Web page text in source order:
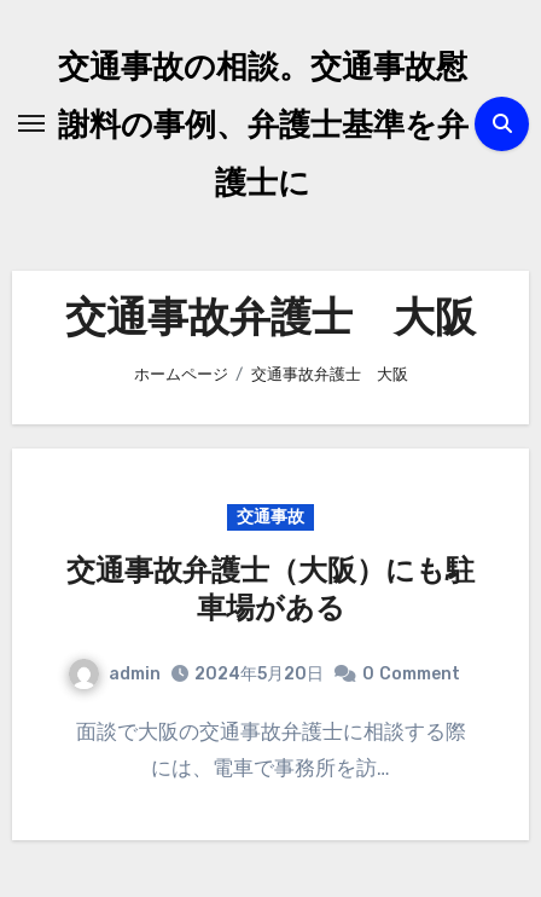
交通事故の相談。交通事故慰
謝料の事例、弁護士基準を弁
護士に
交通事故弁護士 大阪
ホームページ 交通事故弁護士 大阪
交通事故
交通事故弁護士（大阪）にも駐
車場がある
admin 2024年5月20日 0 Comment
面談で大阪の交通事故弁護士に相談する際
には、電車で事務所を訪…